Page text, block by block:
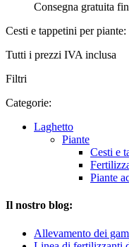
Consegna gratuita
Cesti e tappetini per
Tutti i prezzi IVA inclusa
Filtri
Categorie:
Laghetto
Piante
Cesti e
Piante
Il nostro blog:
Allevamento dei